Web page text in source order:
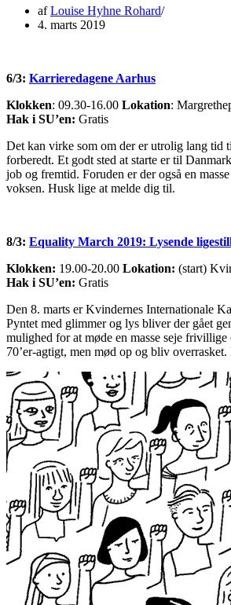
afLouise Hyhne Rohard
4. marts 2019
6/3: Karrieredagene Aarhus
Klokken: 09.30-16.00 Lokation:
Hak i SU’en: Gratis
Det kan virke som om der er utrolig lang tid
forberedt. Et godt sted at starte er til
job og fremtid. Foruden er der også en
voksen. Husk lige at melde dig til.
8/3: Equality March 2019: Lysende
Klokken: 19.00-20.00 Lokation: (start)
Hak i SU’en: Gratis
Den 8. marts er Kvindernes Internationale
Pyntet med glimmer og lys bliver der gået
mulighed for at møde en masse seje
70’er-agtigt, men mød op og bliv